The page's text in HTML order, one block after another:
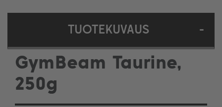
TUOTEKUVAUS -
GymBeam Taurine,
250g